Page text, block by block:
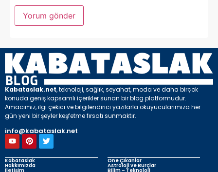
Kabataslak.net, teknoloji, sağlık, seyahat, moda ve daha birçok
konuda geniş kapsamlı içerikler sunan bir blog platformudur.
Amacımız, ilgi çekici ve bilgilendirici yazılarla okuyucularımıza her
gün yeni bir şeyler keşfetme fırsatı sunmaktır.
info@kabataslak.net
Kabataslak
Hakkımızda
İletişim
Öne Çıkanlar
Astroloji ve Burçlar
Bilim – Teknoloji